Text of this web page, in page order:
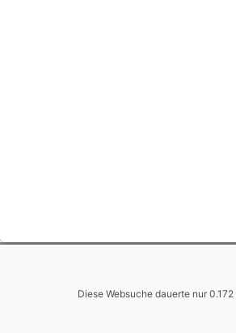
Diese Websuche dauerte nur